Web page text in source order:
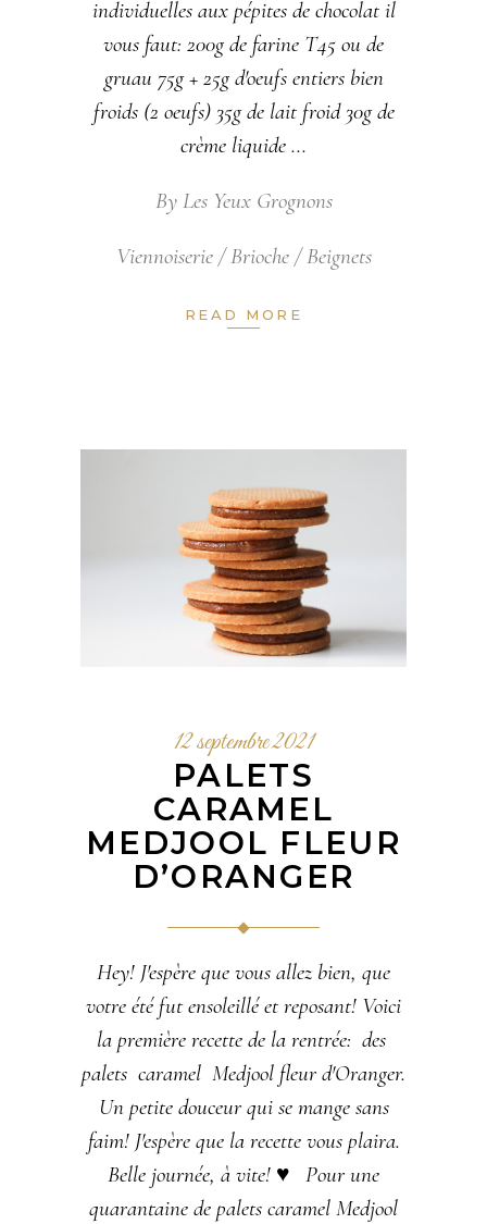
individuelles aux pépites de chocolat il
vous faut: 200g de farine T45 ou de
gruau 75g + 25g d'oeufs entiers bien
froids (2 oeufs) 35g de lait froid 30g de
crème liquide
By Les Yeux Grognons
Viennoiserie / Brioche / Beignets
READ MORE
12 septembre 2021
PALETS
CARAMEL
MEDJOOL FLEUR
D’ORANGER
Hey! J'espère que vous allez bien, que
votre été fut ensoleillé et reposant! Voici
la première recette de la rentrée: des
palets caramel Medjool fleur d'Oranger.
Un petite douceur qui se mange sans
faim! J'espère que la recette vous plaira.
Belle journée, à vite! ♥ Pour une
quarantaine de palets caramel Medjool